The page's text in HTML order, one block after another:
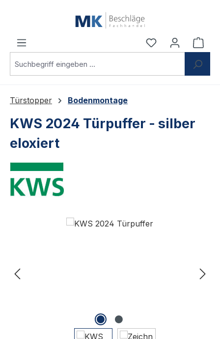
Du hast 0
Türstopper Bodenmontage
KWS 2024 Türpuffer - silber
eloxiert